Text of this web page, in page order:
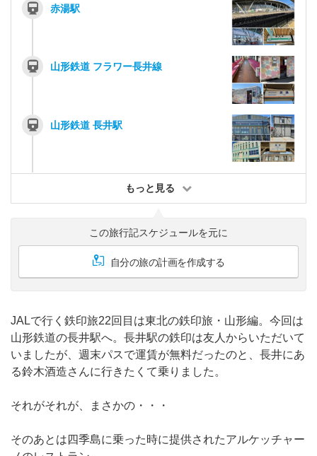
赤湯駅
山形鉄道 フラワー長井線
山形鉄道 長井駅
もっと見る
この旅行記スケジュールを元に
自分の旅の計画を作成する
JALで行く鉄印旅22回目は東北の鉄印旅・山形編。今回は
山形鉄道の長井駅へ。長井駅の鉄印は友人からいただいて
いましたが、週末パスで運賃が無料だったのと、長井にあ
る鈴木酒造さんに行きたくて乗りました。
それがそれが、まさかの・・・
そのあとは四季島に乗った時に提供されたアルケッチャー